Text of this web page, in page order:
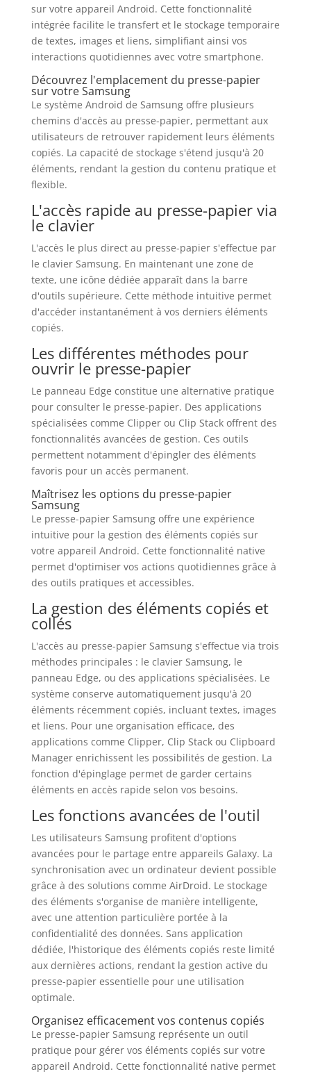
sur votre appareil Android. Cette fonctionnalité
intégrée facilite le transfert et le stockage temporaire
de textes, images et liens, simplifiant ainsi vos
interactions quotidiennes avec votre smartphone.
Découvrez l'emplacement du presse-papier
sur votre Samsung
Le système Android de Samsung offre plusieurs
chemins d'accès au presse-papier, permettant aux
utilisateurs de retrouver rapidement leurs éléments
copiés. La capacité de stockage s'étend jusqu'à 20
éléments, rendant la gestion du contenu pratique et
flexible.
L'accès rapide au presse-papier via
le clavier
L'accès le plus direct au presse-papier s'effectue par
le clavier Samsung. En maintenant une zone de
texte, une icône dédiée apparaît dans la barre
d'outils supérieure. Cette méthode intuitive permet
d'accéder instantanément à vos derniers éléments
copiés.
Les différentes méthodes pour
ouvrir le presse-papier
Le panneau Edge constitue une alternative pratique
pour consulter le presse-papier. Des applications
spécialisées comme Clipper ou Clip Stack offrent des
fonctionnalités avancées de gestion. Ces outils
permettent notamment d'épingler des éléments
favoris pour un accès permanent.
Maîtrisez les options du presse-papier
Samsung
Le presse-papier Samsung offre une expérience
intuitive pour la gestion des éléments copiés sur
votre appareil Android. Cette fonctionnalité native
permet d'optimiser vos actions quotidiennes grâce à
des outils pratiques et accessibles.
La gestion des éléments copiés et
collés
L'accès au presse-papier Samsung s'effectue via trois
méthodes principales : le clavier Samsung, le
panneau Edge, ou des applications spécialisées. Le
système conserve automatiquement jusqu'à 20
éléments récemment copiés, incluant textes, images
et liens. Pour une organisation efficace, des
applications comme Clipper, Clip Stack ou Clipboard
Manager enrichissent les possibilités de gestion. La
fonction d'épinglage permet de garder certains
éléments en accès rapide selon vos besoins.
Les fonctions avancées de l'outil
Les utilisateurs Samsung profitent d'options
avancées pour le partage entre appareils Galaxy. La
synchronisation avec un ordinateur devient possible
grâce à des solutions comme AirDroid. Le stockage
des éléments s'organise de manière intelligente,
avec une attention particulière portée à la
confidentialité des données. Sans application
dédiée, l'historique des éléments copiés reste limité
aux dernières actions, rendant la gestion active du
presse-papier essentielle pour une utilisation
optimale.
Organisez efficacement vos contenus copiés
Le presse-papier Samsung représente un outil
pratique pour gérer vos éléments copiés sur votre
appareil Android. Cette fonctionnalité native permet